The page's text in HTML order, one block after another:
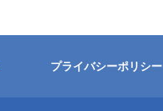
プライバシーポリシー